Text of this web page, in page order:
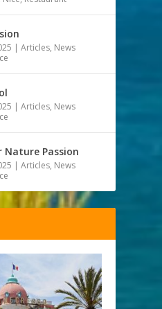
|Articles, News
|Articles, News
Nature Passion
|Articles, News